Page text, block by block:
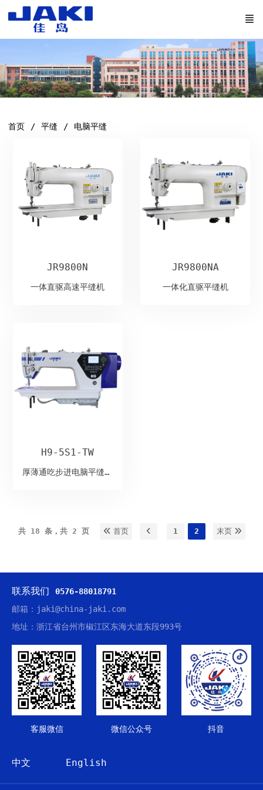
首页 平缝 电脑平缝
JR9800N
一体直驱高速平缝机
JR9800NA
一体化直驱平缝机
H9-5S1-TW
厚薄通吃步进电脑平缝机
共 18 条，共 2 页 首页 1 2 末页
联系我们 0576-88018791
邮箱：jaki@china-jaki.com
地址：浙江省台州市椒江区东海大道东段993号
客服微信 微信公众号 抖音
中文 English